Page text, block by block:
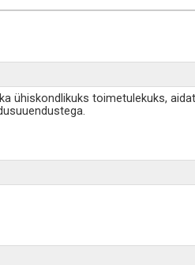
ühiskondlikuks toimetulekuks,